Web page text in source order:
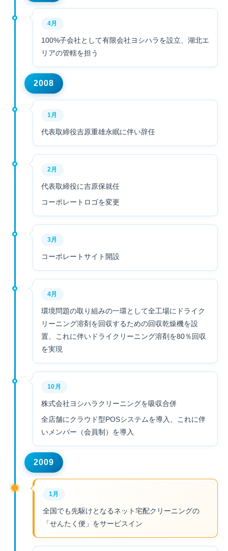
4月
100%子会社として有限会社ヨシハラを設立、湖北エ
リアの管轄を担う
2008
1月
代表取締役吉原重雄永眠に伴い辞任
2月
代表取締役に吉原保就任
コーポレートロゴを変更
3月
コーポレートサイト開設
4月
環境問題の取り組みの一環として全工場にドライク
リーニング溶剤を回収するための回収乾燥機を設
置、これに伴いドライクリーニング溶剤を80％回収
を実現
10月
株式会社ヨシハラクリーニングを吸収合併
全店舗にクラウド型POSシステムを導入、これに伴
いメンバー（会員制）を導入
2009
1月
全国でも先駆けとなるネット宅配クリーニングの
「せんたく便」をサービスイン